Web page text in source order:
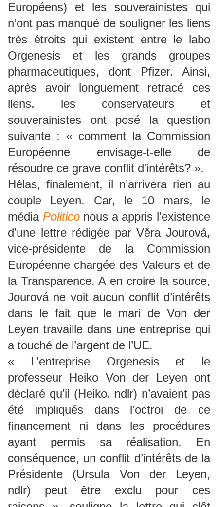
Européens) et les souverainistes qui
n’ont pas manqué de souligner les liens
très étroits qui existent entre le labo
Orgenesis et les grands groupes
pharmaceutiques, dont Pfizer. Ainsi,
après avoir longuement retracé ces
liens, les conservateurs et
souverainistes ont posé la question
suivante : « comment la Commission
Européenne envisage-t-elle de
résoudre ce grave conflit d’intérêts? ».
Hélas, finalement, il n’arrivera rien au
couple Leyen. Car, le 10 mars, le
média Politico nous a appris l’existence
d’une lettre rédigée par Věra Jourová,
vice-présidente de la Commission
Européenne chargée des Valeurs et de
la Transparence. A en croire la source,
Jourová ne voit aucun conflit d’intérêts
dans le fait que le mari de Von der
Leyen travaille dans une entreprise qui
a touché de l’argent de l’UE.
« L’entreprise Orgenesis et le
professeur Heiko Von der Leyen ont
déclaré qu’il (Heiko, ndlr) n’avaient pas
été impliqués dans l’octroi de ce
financement ni dans les procédures
ayant permis sa réalisation. En
conséquence, un conflit d’intérêts de la
Présidente (Ursula Von der Leyen,
ndlr) peut être exclu pour ces